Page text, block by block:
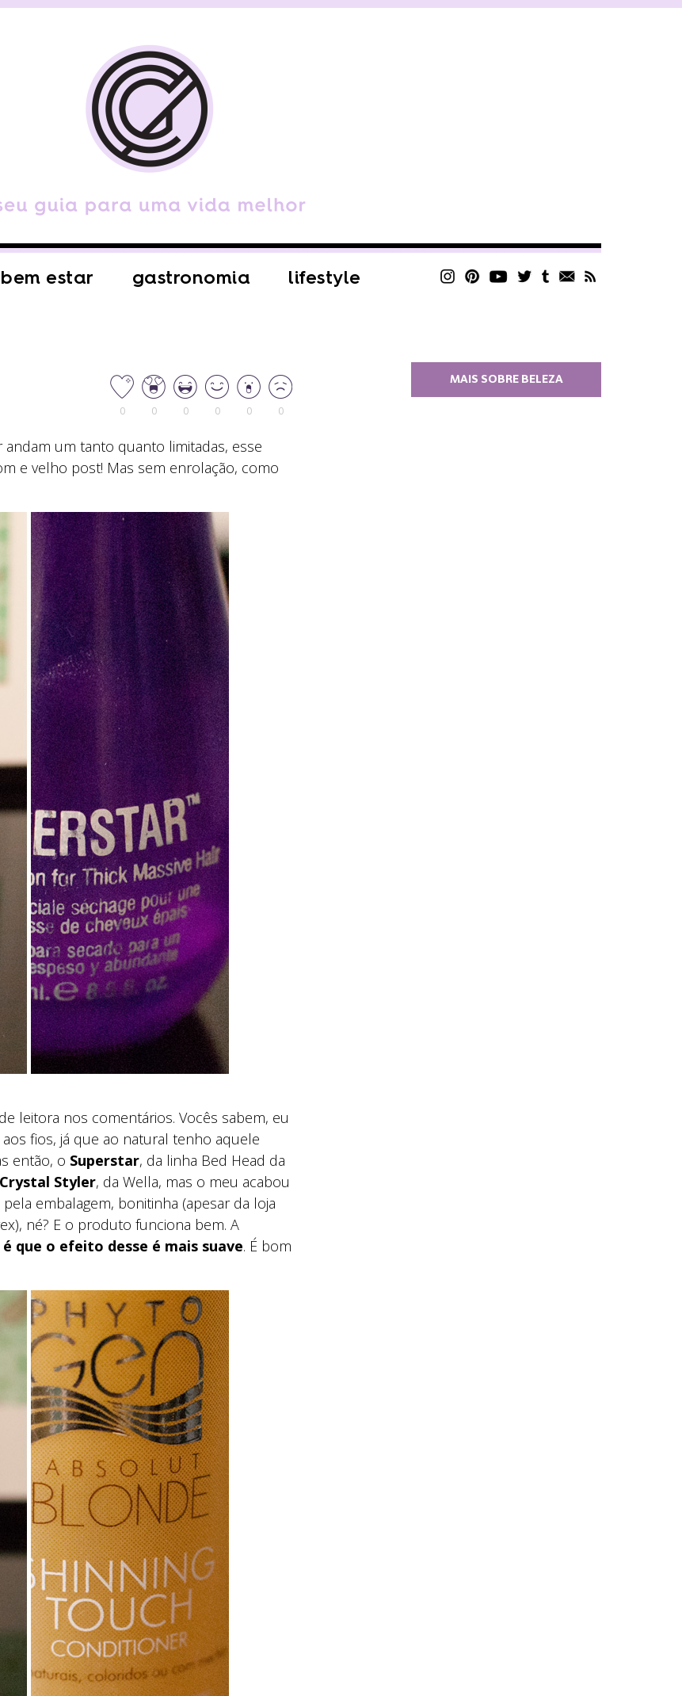
bem estar gastronomia lifestyle
0 0 0 0 0 0
um tanto quanto limitadas, esse
e velho post! Mas sem enrolação, como
leitora nos comentários. Vocês sabem, eu
fios, já que ao natural tenho aquele
então, o Superstar, da linha Bed Head da
Crystal Styler, da Wella, mas o meu acabou
embalagem, bonitinha (apesar da loja
né? E o produto funciona bem. A
que o efeito desse é mais suave. É bom
MAIS SOBRE BELEZA